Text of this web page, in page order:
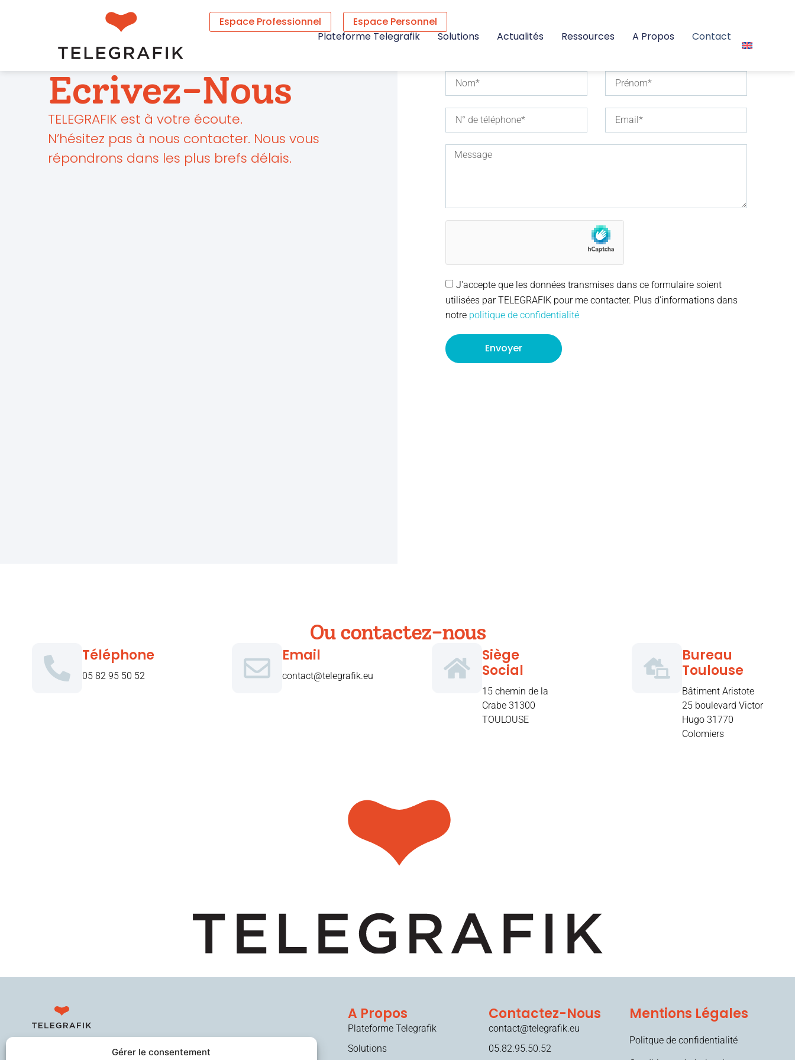
Gérer le consentement
Espace Professionnel
Espace Personnel
Plateforme Telegrafik
Solutions Actualités Ressources A Propos Contact
Ecrivez-Nous
TELEGRAFIK est à votre écoute.
N’hésitez pas à nous contacter. Nous vous
répondrons dans les plus brefs délais.
J'accepte que les données transmises dans ce formulaire soient
utilisées par TELEGRAFIK pour me contacter. Plus d'informations dans
notre politique de confidentialité
Envoyer
Ou contactez-nous
Téléphone
05 82 95 50 52
Email
contact@telegrafik.eu
Siège
Social
15 chemin de la
Crabe 31300
TOULOUSE
Bureau
Toulouse
Bâtiment Aristote
25 boulevard Victor
Hugo 31770
Colomiers
A Propos
Plateforme Telegrafik
Solutions
Contactez-Nous
contact@telegrafik.eu
05.82.95.50.52
Mentions Légales
Politque de confidentialité